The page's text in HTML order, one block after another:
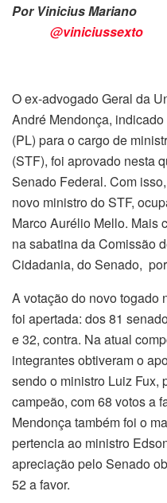
Por
@viniciussexto
O ex-advogado Geral da
André Mendonça,
(PL) para o cargo de
(STF), foi aprovado nesta
Senado Federal. Com
novo ministro do STF,
Marco Aurélio Mello. Mais
na sabatina da Comissão
Cidadania, do Senado,
A votação do novo togado
foi apertada: dos 81
e 32, contra. Na atual
integrantes obtiveram o
sendo o ministro Luiz Fux,
campeão, com 68 votos a
Mendonça também foi o
pertencia ao ministro
apreciação pelo Senado
52 a favor.